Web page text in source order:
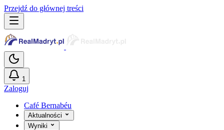
Przejdź do głównej treści
1
Zaloguj
Café Bernabéu
Aktualności
Wyniki